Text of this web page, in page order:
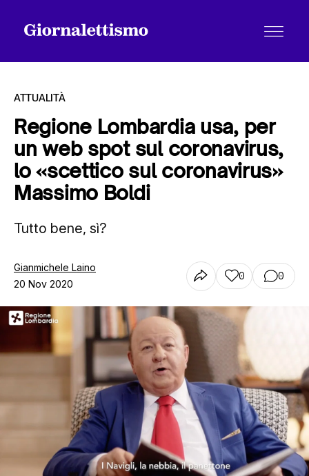
Tutti gli articoli
Contatti
ATTUALITÀ
Regione Lombardia usa, per
un web spot sul coronavirus,
lo «scettico sul coronavirus»
Massimo Boldi
Tutto bene, sì?
Gianmichele Laino
20 Nov 2020
0 0